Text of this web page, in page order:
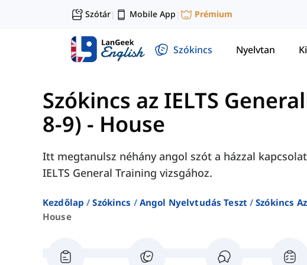
Szótár| Mobile App | Prémium
Szókincs Nyelvtan
Szókincs az IELTS
8-9) - House
Itt megtanulsz néhány angol szót a házzal
IELTS General Training vizsgához.
Kezdőlap Szókincs Angol Nyelvtudás Teszt
Szókincs
House